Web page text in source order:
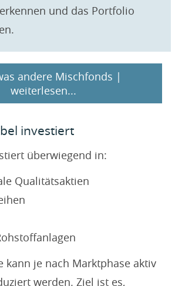
und das Portfolio
andere Mischfonds |
weiterlesen...
investiert
überwiegend in:
Qualitätsaktien
kann je nach Marktphase aktiv
werden. Ziel ist es,